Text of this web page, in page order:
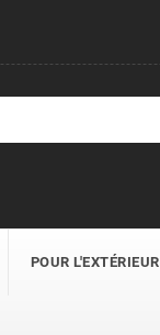
POUR L'EXTÉRIEUR